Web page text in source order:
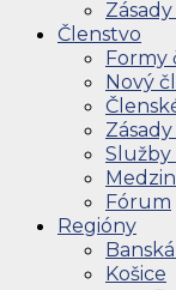
Členstvo
Formy
Nový
Fórum
Regióny
Košice